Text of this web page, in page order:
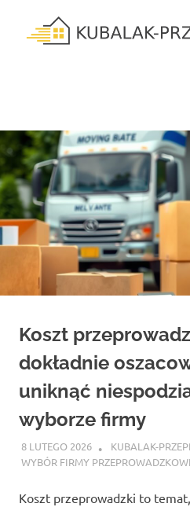
content
Koszt
dokładnie
uniknąć
wyborze firmy
8 LUTEGO 2026 KUBALAK-
WYBÓR FIRMY
Koszt przeprowadzki to